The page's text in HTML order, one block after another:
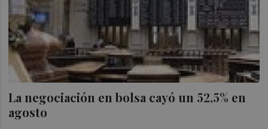
La negociación en bolsa cayó un 52,5% en
agosto